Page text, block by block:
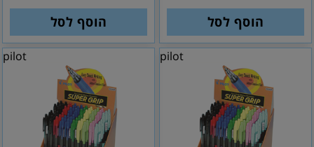
הוסף לסל הוסף לסל
pilot
pilot